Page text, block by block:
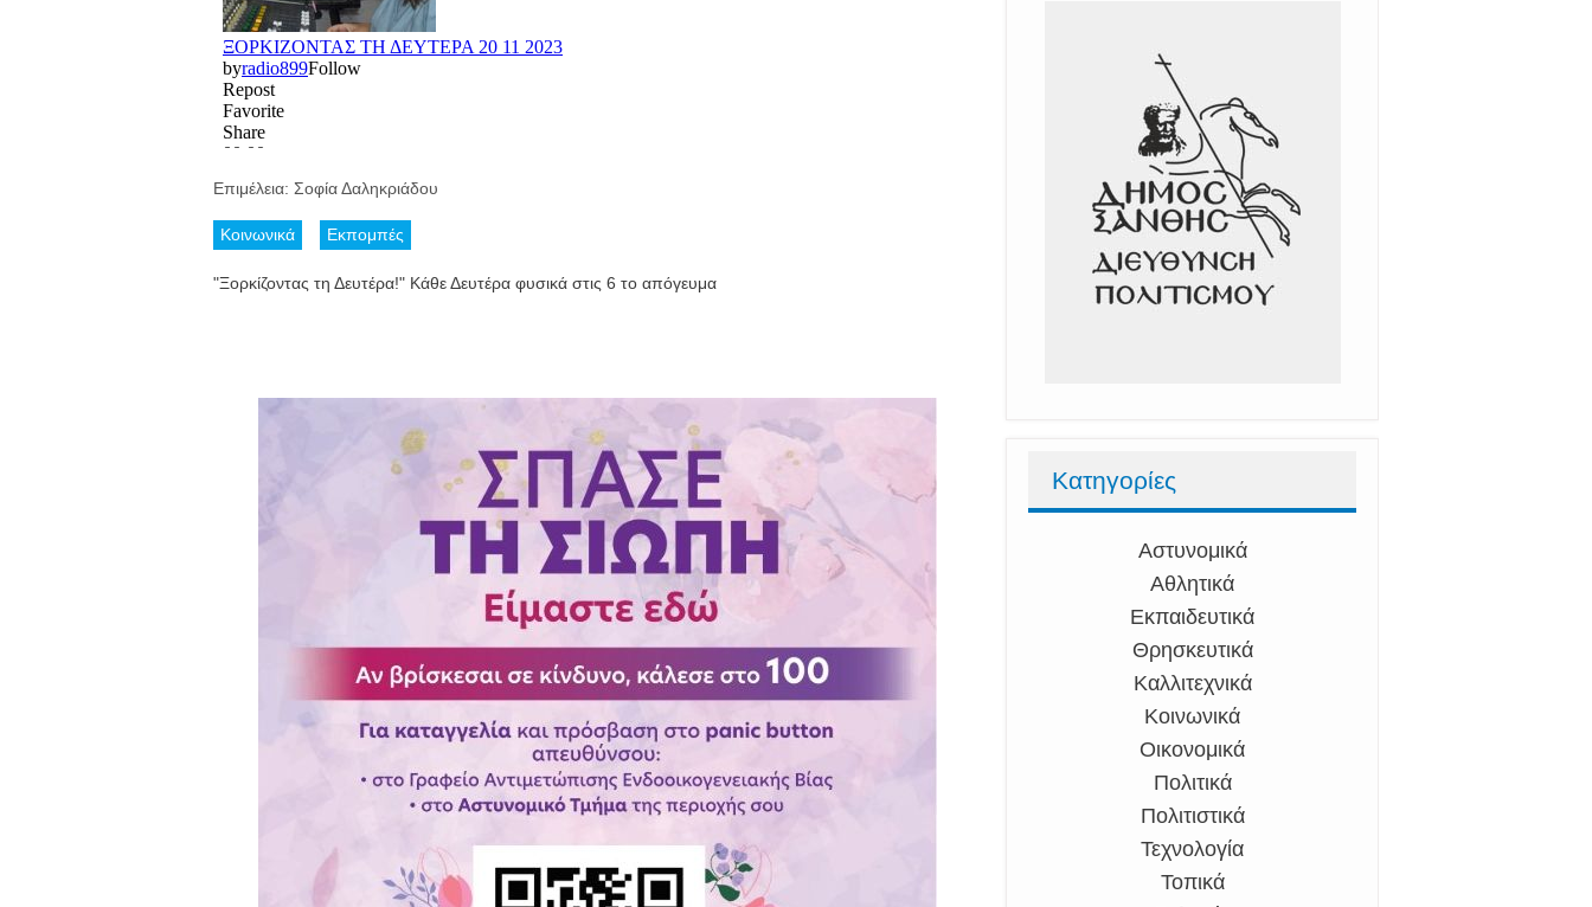
Επιμέλεια: Σοφία Δαληκριάδου
Κοινωνικά Εκπομπές
"Ξορκίζοντας τη Δευτέρα!" Κάθε Δευτέρα φυσικά στις 6 το απόγευμα
Κατηγορίες
Αστυνομικά
Αθλητικά
Εκπαιδευτικά
Θρησκευτικά
Καλλιτεχνικά
Κοινωνικά
Οικονομικά
Πολιτικά
Πολιτιστικά
Τεχνολογία
Τοπικά